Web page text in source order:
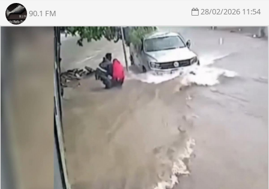
90.1 FM 28/02/2026 11:54